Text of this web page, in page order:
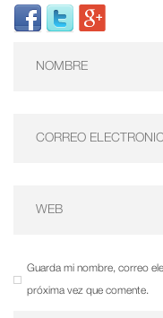
Guarda mi nombre, correo
próxima vez que comente.